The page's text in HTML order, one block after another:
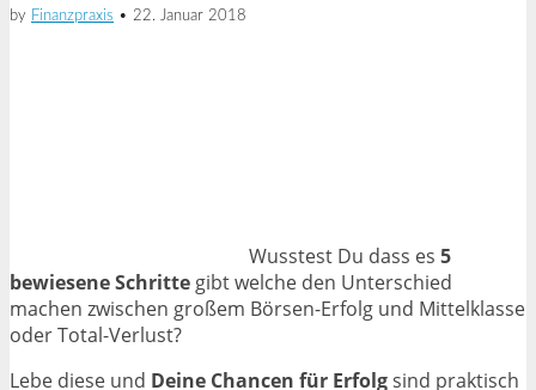
by Finanzpraxis • 22. Januar 2018
Wusstest Du dass es 5
bewiesene Schritte gibt welche den Unterschied
machen zwischen großem Börsen-Erfolg und Mittelklasse
oder Total-Verlust?
Lebe diese und Deine Chancen für Erfolgsind praktisch